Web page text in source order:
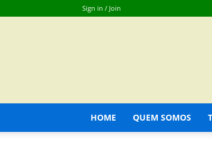
Sign in / Join
HOME QUEM SOMOS